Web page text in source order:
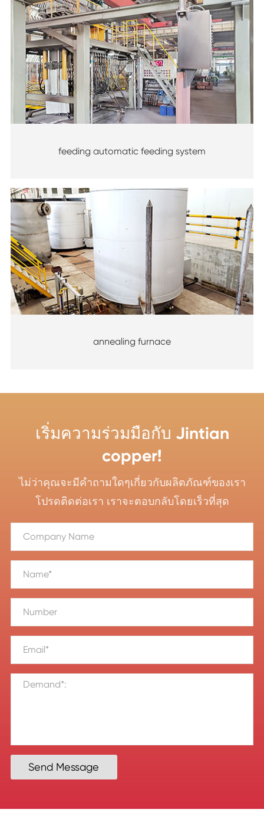
feeding automatic feeding system
annealing furnace
เริ่มความร่วมมือกับ Jintian
copper!
ไม่ว่าคุณจะมีคำถามใดๆเกี่ยวกับผลิตภัณฑ์ของเรา
โปรดติดต่อเรา เราจะตอบกลับโดยเร็วที่สุด
Send Message